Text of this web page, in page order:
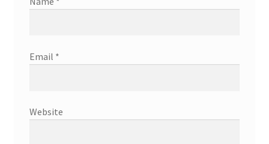
Email *
Website